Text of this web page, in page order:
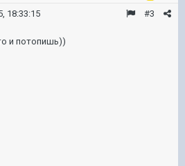
#3
18:33:15
и потопишь))